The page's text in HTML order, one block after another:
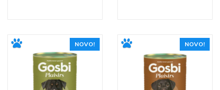
NOVO! NOVO!